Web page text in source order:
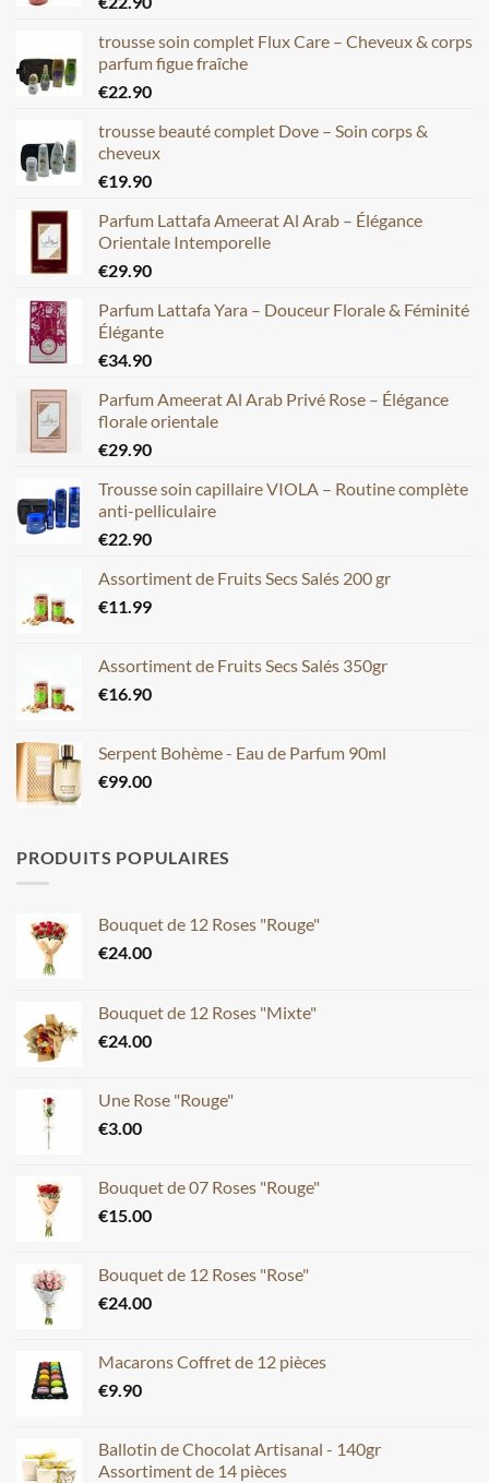
trousse soin complet Flux Care – Cheveux & corps
parfum figue fraîche
€22.90
trousse beauté complet Dove – Soin corps &
cheveux
€19.90
Parfum Lattafa Ameerat Al Arab – Élégance
Orientale Intemporelle
€29.90
Parfum Lattafa Yara – Douceur Florale & Féminité
Élégante
€34.90
Parfum Ameerat Al Arab Privé Rose – Élégance
florale orientale
€29.90
Trousse soin capillaire VIOLA – Routine complète
anti-pelliculaire
€22.90
Assortiment de Fruits Secs Salés 200 gr
€11.99
Assortiment de Fruits Secs Salés 350gr
€16.90
Serpent Bohème - Eau de Parfum 90ml
€99.00
PRODUITS POPULAIRES
Bouquet de 12 Roses "Rouge"
€24.00
Bouquet de 12 Roses "Mixte"
€24.00
Une Rose "Rouge"
€3.00
Bouquet de 07 Roses "Rouge"
€15.00
Bouquet de 12 Roses "Rose"
€24.00
Macarons Coffret de 12 pièces
€9.90
Ballotin de Chocolat Artisanal - 140gr
Assortiment de 14 pièces